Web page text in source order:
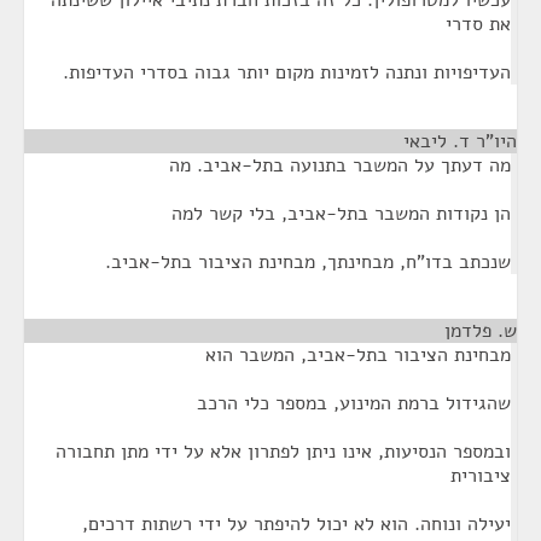
את סדרי
העדיפויות ונתנה לזמינות מקום יותר גבוה בסדרי העדיפות.
היו"ר ד. ליבאי
מה דעתך על המשבר בתנועה בתל-אביב. מה
הן נקודות המשבר בתל-אביב, בלי קשר למה
שנכתב בדו"ח, מבחינתך, מבחינת הציבור בתל-אביב.
ש. פלדמן
מבחינת הציבור בתל-אביב, המשבר הוא
שהגידול ברמת המינוע, במספר כלי הרכב
ובמספר הנסיעות, אינו ניתן לפתרון אלא על ידי מתן תחבורה
ציבורית
יעילה ונוחה. הוא לא יכול להיפתר על ידי רשתות דרכים,